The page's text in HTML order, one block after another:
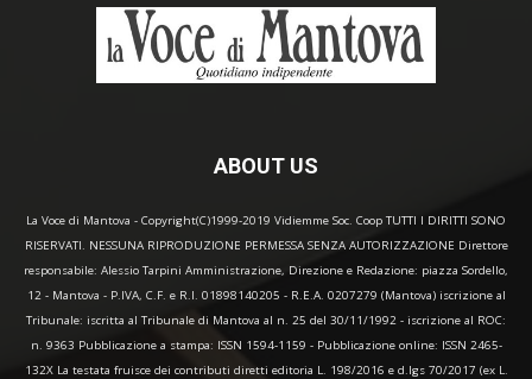
ABOUT US
La Voce di Mantova - Copyright(C)1999-2019 Vidiemme Soc. Coop TUTTI I DIRITTI SONO
RISERVATI. NESSUNA RIPRODUZIONE PERMESSA SENZA AUTORIZZAZIONE Direttore
responsabile: Alessio Tarpini Amministrazione, Direzione e Redazione: piazza Sordello,
12 - Mantova - P.IVA, C.F. e R.I. 01898140205 - R.E.A. 0207279 (Mantova) iscrizione al
Tribunale: iscritta al Tribunale di Mantova al n. 25 del 30/11/1992 - iscrizione al ROC:
n. 9363 Pubblicazione a stampa: ISSN 1594-1159 - Pubblicazione online: ISSN 2465-
132X La testata fruisce dei contributi diretti editoria L. 198/2016 e d.lgs 70/2017 (ex L.